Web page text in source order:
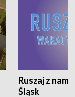
Ruszaj z
Śląsk